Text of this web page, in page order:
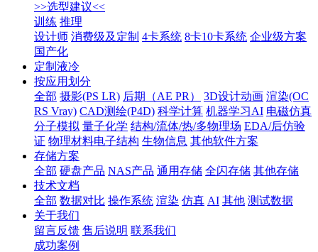
>>选型建议<<
训练 推理
设计师 消费级及定制 4卡系统 8卡10卡系统 企业级方案
国产化
定制液冷
按应用划分
全部 摄影(PS LR) 后期（AE PR） 3D设计动画 渲染(OC
RS Vray) CAD测绘(P4D) 科学计算 机器学习AI 电磁仿真
分子模拟 量子化学 结构/流体/热/多物理场 EDA/后仿验
证 物理材料电子结构 生物信息 其他软件方案
存储方案
全部 硬盘产品 NAS产品 通用存储 全闪存储 其他存储
技术文档
全部 数据对比 操作系统 渲染 仿真 AI 其他 测试数据
关于我们
留言反馈 售后说明 联系我们
成功案例